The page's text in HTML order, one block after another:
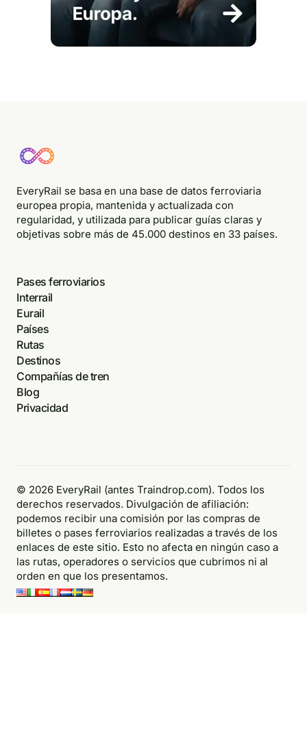
EveryRail se basa en una base de datos ferroviaria
europea propia, mantenida y actualizada con
regularidad, y utilizada para publicar guías claras y
objetivas sobre más de 45.000 destinos en 33 países.
Pases ferroviarios
Interrail
Eurail
Países
Rutas
Destinos
Compañías de tren
Blog
Privacidad
© 2026 EveryRail (antes Traindrop.com). Todos los
derechos reservados. Divulgación de afiliación:
podemos recibir una comisión por las compras de
billetes o pases ferroviarios realizadas a través de los
enlaces de este sitio. Esto no afecta en ningún caso a
las rutas, operadores o servicios que cubrimos ni al
orden en que los presentamos.